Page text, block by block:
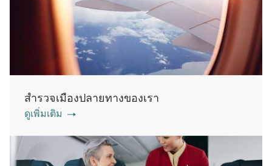
สำรวจเมืองปลายทางของเรา
ดูเพิ่มเติม